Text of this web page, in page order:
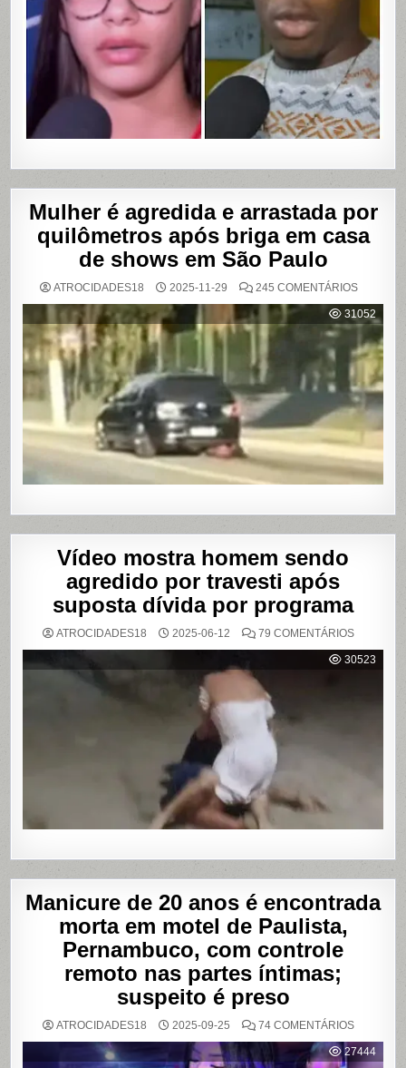
DE
VÍDEOS
ÍNTIMOS
EM
BAHIA
Mulher é agredida e arrastada por
quilômetros após briga em casa
de shows em São Paulo
ATROCIDADES18 2025-11-29 245 COMENTÁRIOSEM
É
E
POR
APÓS
BRIGA
EM
CASA
SHOWS
SÃO
PAULO
31052
Vídeo mostra homem sendo
agredido por travesti após
suposta dívida por programa
ATROCIDADES18 2025-06-12 79 COMENTÁRIOSEM
MOSTRA
HOMEM
30523
Manicure de 20 anos é encontrada
morta em motel de Paulista,
Pernambuco, com controle
remoto nas partes íntimas;
suspeito é preso
ATROCIDADES18 2025-09-25 74 COMENTÁRIOSEM
DE
20
27444